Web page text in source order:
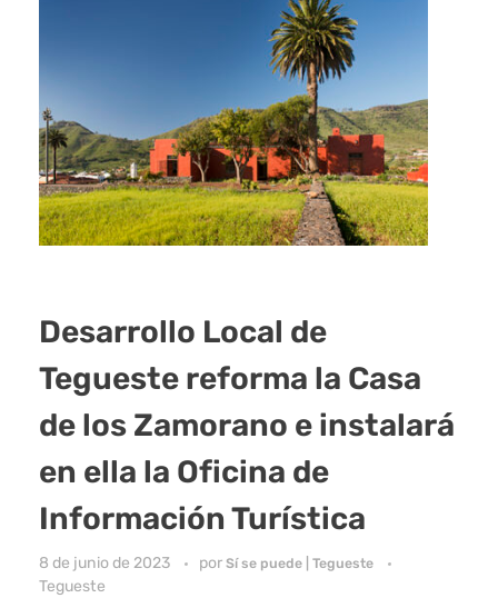
Desarrollo Local de
Tegueste reforma la Casa
de los Zamorano e instalará
en ella la Oficina de
Información Turística
8 de junio de 2023 por Sí se puede | Tegueste
Tegueste